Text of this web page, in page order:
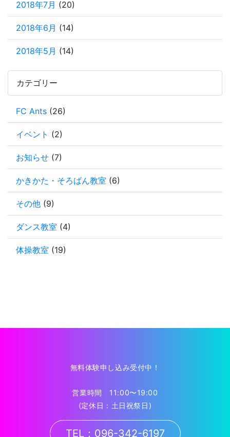
2018年7月 (20)
2018年6月 (14)
2018年5月 (14)
カテゴリー
FC Ants (26)
イベント (2)
お知らせ (7)
かきかた・そろばん教室 (6)
その他 (9)
ダンス教室 (4)
体操教室 (19)
無料体験申し込み受付中！
営業時間 11:00〜19:00
(定休日：土日祝祭日)
TEL：096-342-6197